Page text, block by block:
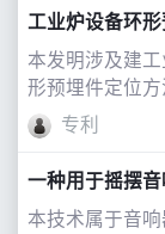
要混凝土养护一
工业炉设备环
本发明涉及建
形预埋件定位
安装(埋藏)在隐
构配件，用于
备基础的安装
专利
一种用于摇摆
本技术属于音